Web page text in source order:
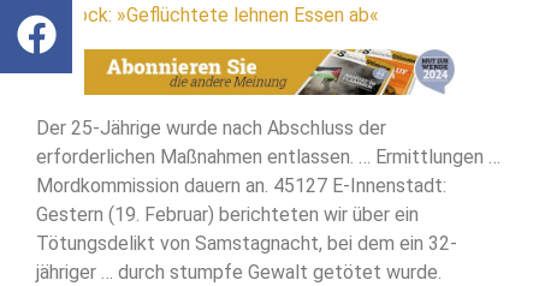
Rostock: »Geflüchtete lehnen Essen ab«
Der 25-Jährige wurde nach Abschluss der
erforderlichen Maßnahmen entlassen. … Ermittlungen …
Mordkommission dauern an. 45127 E-Innenstadt:
Gestern (19. Februar) berichteten wir über ein
Tötungsdelikt von Samstagnacht, bei dem ein 32-
jähriger … durch stumpfe Gewalt getötet wurde.